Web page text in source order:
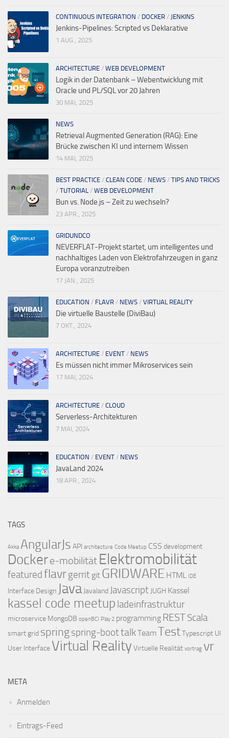
CONTINUOUS INTEGRATION / DOCKER / JENKINS
Jenkins-Pipelines: Scripted vs Deklarative
1 AUG., 2025
ARCHITECTURE / WEB DEVELOPMENT
Logik in der Datenbank – Webentwicklung mit
Oracle und PL/SQL vor 20 Jahren
30 MAI, 2025
NEWS
Retrieval Augmented Generation (RAG): Eine
Brücke zwischen KI und internem Wissen
14 MAI, 2025
BEST PRACTICE / CLEAN CODE / NEWS / TIPS AND TRICKS
/ TUTORIAL / WEB DEVELOPMENT
Bun vs. Node.js – Zeit zu wechseln?
23 APR., 2025
GRIDUNDCO
NEVERFLAT-Projekt startet, um intelligentes und
nachhaltiges Laden von Elektrofahrzeugen in ganz
Europa voranzutreiben
17 JAN., 2025
EDUCATION / FLAVR / NEWS / VIRTUAL REALITY
Die virtuelle Baustelle (DiviBau)
7 OKT., 2024
ARCHITECTURE / EVENT / NEWS
Es müssen nicht immer Mikroservices sein
17 MAI, 2024
ARCHITECTURE / CLOUD
Serverless-Architekturen
7 MAI, 2024
EDUCATION / EVENT / NEWS
JavaLand 2024
18 APR., 2024
TAGS
Akka AngularJs API architecture Code Meetup CSS development
Dockere-mobilität Elektromobilität
featured flavrgerrit git GRIDWARE HTML IDE
Interface Design Java Javaland Javascript JUGH Kassel
kassel code meetup ladeinfrastruktur
microservice MongoDB openBCI Play 2 programming RESTScala
smart grid springspring-boottalkTeamTestTypescript UI
User Interface Virtual Reality Virtuelle Realität vortrag vr
META
Anmelden
Eintrags-Feed